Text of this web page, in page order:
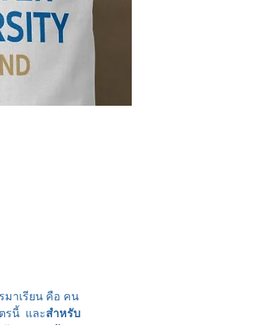
าเรียน คือ คน
รนี้ และสำหรับ